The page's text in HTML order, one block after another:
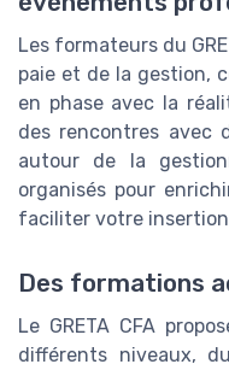
Les formateurs du
paie et de la gestion,
en phase avec la
des rencontres avec
autour de la
organisés pour
faciliter votre
Des formations
Le GRETA CFA
différents niveaux,